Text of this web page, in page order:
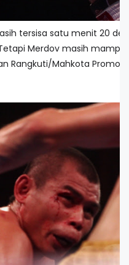
tersisa satu menit 20
Merdov masih
Rangkuti/Mahkota